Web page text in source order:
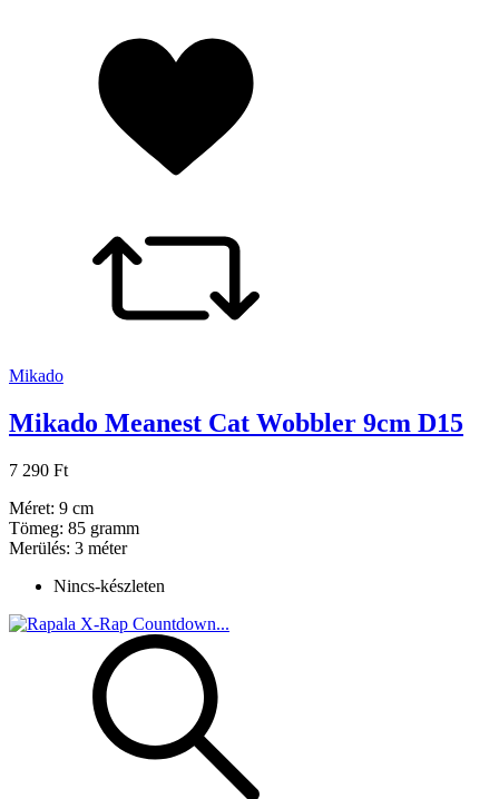
Mikado
Mikado Meanest Cat Wobbler 9cm D15
7 290 Ft
Méret: 9 cm
Tömeg: 85 gramm
Merülés: 3 méter
Nincs-készleten